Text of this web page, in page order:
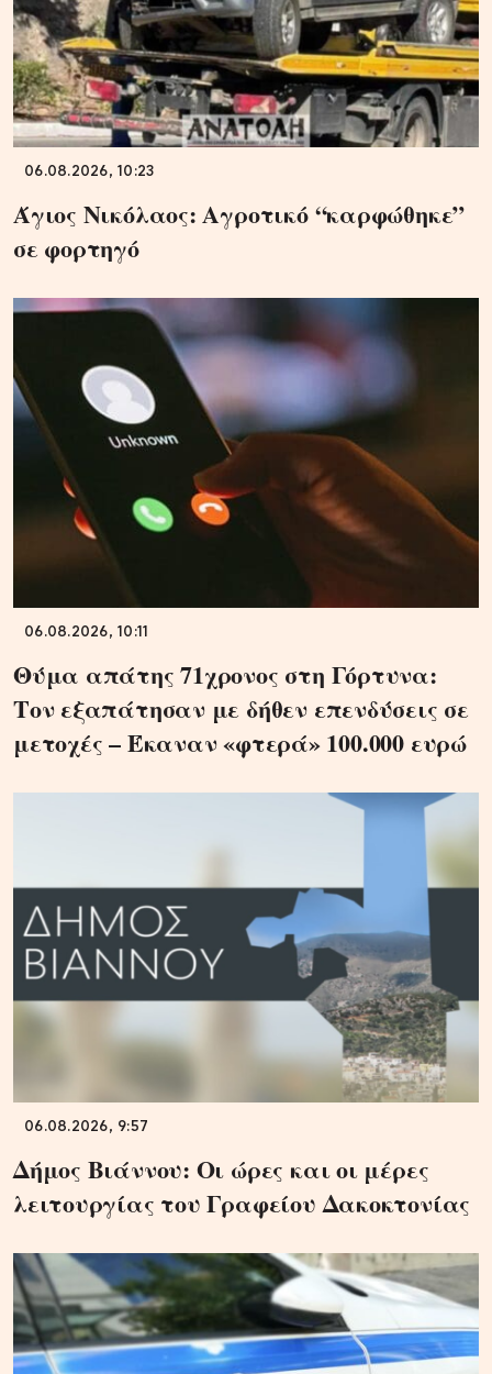
06.08.2026, 10:23
Άγιος Νικόλαος: Αγροτικό “καρφώθηκε”
σε φορτηγό
06.08.2026, 10:11
Θύμα απάτης 71χρονος στη Γόρτυνα:
Τον εξαπάτησαν με δήθεν επενδύσεις σε
μετοχές – Έκαναν «φτερά» 100.000 ευρώ
06.08.2026, 9:57
Δήμος Βιάννου: Οι ώρες και οι μέρες
λειτουργίας του Γραφείου Δακοκτονίας